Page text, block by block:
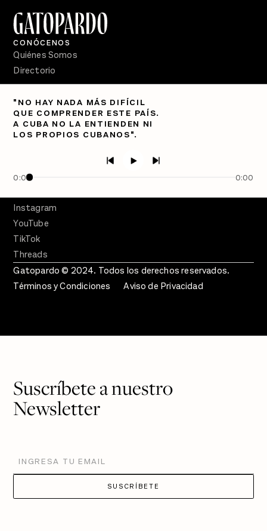
"NO HAY NADA MÁS DIFÍCIL
QUE COMPRENDER ESTE PAÍS.
A CUBA NO LA ENTIENDEN NI
LOS PROPIOS CUBANOS".
0:00 0:00
CONÓCENOS
Quiénes Somos
Directorio
Semanario Gatopardo
En Qué Momento
Crecer en Distopía
Facebook
Instagram
YouTube
TikTok
Threads
Gatopardo © 2024. Todos los derechos reservados.
Términos y Condiciones
Aviso de Privacidad
Suscríbete a nuestro
Newsletter